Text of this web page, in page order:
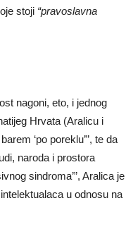
stoji “pravoslavna
nagoni, eto, i jednog
Hrvata (Aralicu i
‘po poreklu’”, te da
naroda i prostora
sindroma’”, Aralica je
u odnosu na